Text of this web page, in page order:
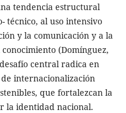
tendencia estructural
técnico, al uso intensivo
y la comunicación y a la
(Domínguez,
central radica en
internacionalización
que fortalezcan la
la identidad nacional.